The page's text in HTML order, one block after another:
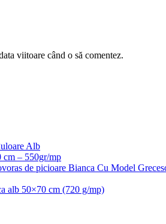
viitoare când o să comentez.
Alb
cm – 550gr/mp
de picioare Bianca Cu Model
alb 50×70 cm (720 g/mp)